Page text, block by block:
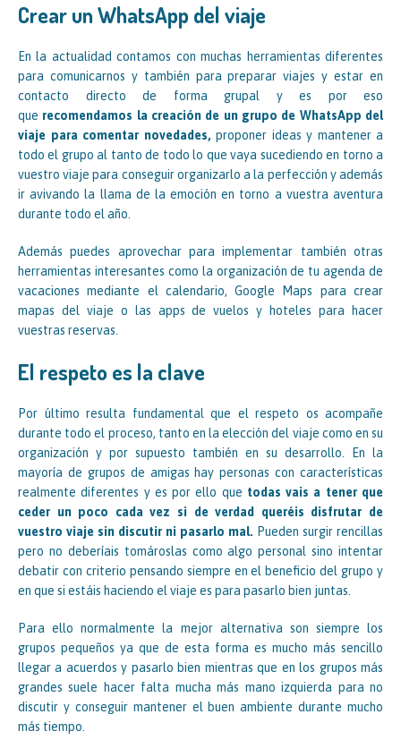
Crear un WhatsApp del viaje
En la actualidad contamos con muchas herramientas diferentes
para comunicarnos y también para preparar viajes y estar en
contacto directo de forma grupal y es por eso
que recomendamos la creación de un grupo de WhatsApp del
viaje para comentar novedades, proponer ideas y mantener a
todo el grupo al tanto de todo lo que vaya sucediendo en torno a
vuestro viaje para conseguir organizarlo a la perfección y además
ir avivando la llama de la emoción en torno a vuestra aventura
durante todo el año.
Además puedes aprovechar para implementar también otras
herramientas interesantes como la organización de tu agenda de
vacaciones mediante el calendario, Google Maps para crear
mapas del viaje o las apps de vuelos y hoteles para hacer
vuestras reservas.
El respeto es la clave
Por último resulta fundamental que el respeto os acompañe
durante todo el proceso, tanto en la elección del viaje como en su
organización y por supuesto también en su desarrollo. En la
mayoría de grupos de amigas hay personas con características
realmente diferentes y es por ello que todas vais a tener que
ceder un poco cada vez si de verdad queréis disfrutar de
vuestro viaje sin discutir ni pasarlo mal. Pueden surgir rencillas
pero no deberíais tomároslas como algo personal sino intentar
debatir con criterio pensando siempre en el beneficio del grupo y
en que si estáis haciendo el viaje es para pasarlo bien juntas.
Para ello normalmente la mejor alternativa son siempre los
grupos pequeños ya que de esta forma es mucho más sencillo
llegar a acuerdos y pasarlo bien mientras que en los grupos más
grandes suele hacer falta mucha más mano izquierda para no
discutir y conseguir mantener el buen ambiente durante mucho
más tiempo.